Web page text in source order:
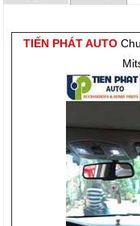
TIẾN PHÁT AUTO